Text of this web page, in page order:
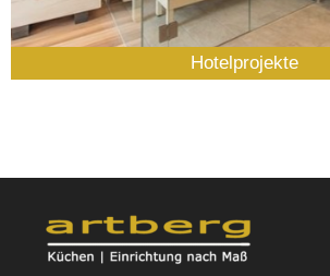
Hotelprojekte